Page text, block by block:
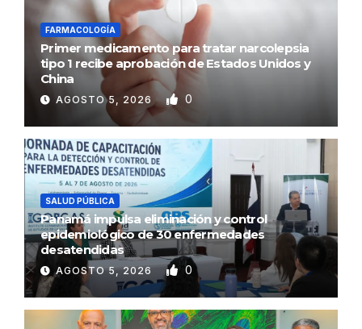
FARMACOLOGÍA
Primer medicamento para tratar narcolepsia
tipo 1 recibe aprobación de Estados Unidos y
China
AGOSTO 5, 2026 0
SALUD PÚBLICA
Panamá impulsa eliminación y control
epidemiológico de 30 enfermedades
desatendidas
AGOSTO 5, 2026 0